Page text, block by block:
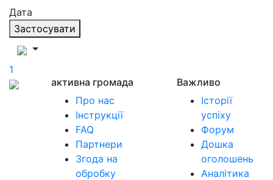
Дата
Застосувати
1
активна громада
Про нас
Інструкції
FAQ
Партнери
Згода на
обробку
Важливо
Історії
успіху
Форум
Дошка
оголошень
Аналітика